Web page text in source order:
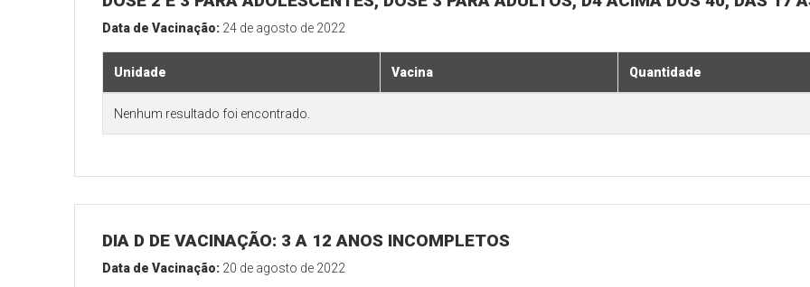
Data de Vacinação: 24 de agosto de 2022
Unidade Vacina Quantidade
Nenhum resultado foi encontrado.
DIA D DE VACINAÇÃO: 3 A 12 ANOS INCOMPLETOS
Data de Vacinação: 20 de agosto de 2022